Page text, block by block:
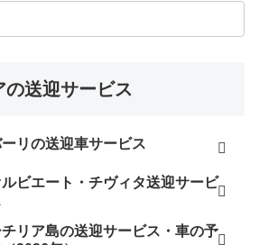
の送迎サービス
リの送迎車サービス
ルビエート・チヴィタ送迎サービ
チリア島の送迎サービス・車の予